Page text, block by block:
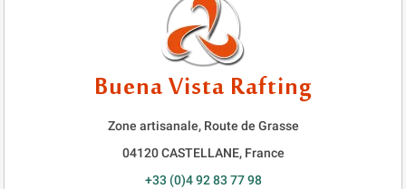
Buena Vista Rafting
Zone artisanale, Route de Grasse
04120 CASTELLANE, France
+33 (0)4 92 83 77 98